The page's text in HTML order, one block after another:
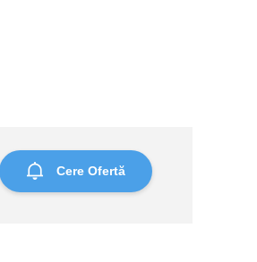
Cere Ofertă